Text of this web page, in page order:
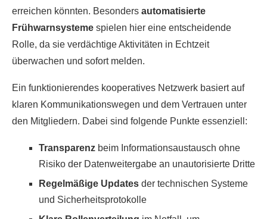
erreichen könnten. Besonders automatisierte
Frühwarnsysteme spielen hier eine entscheidende
Rolle, da sie verdächtige Aktivitäten in Echtzeit
überwachen und sofort melden.
Ein funktionierendes kooperatives Netzwerk basiert auf
klaren Kommunikationswegen und dem Vertrauen unter
den Mitgliedern. Dabei sind folgende Punkte essenziell:
Transparenz beim Informationsaustausch ohne
Risiko der Datenweitergabe an unautorisierte Dritte
Regelmäßige Updates der technischen Systeme
und Sicherheitsprotokolle